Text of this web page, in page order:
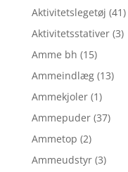
Aktivitetslegetøj (41)
Aktivitetsstativer (3)
Amme bh (15)
Ammeindlæg (13)
Ammekjoler (1)
Ammepuder (37)
Ammetop (2)
Ammeudstyr (3)